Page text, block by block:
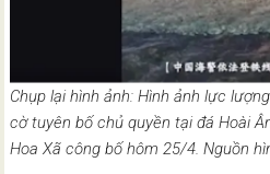
Chụp lại hình ảnh: Hình ảnh lực
cờ tuyên bố chủ quyền tại đá Hoài
Hoa Xã công bố hôm 25/4. Nguồn